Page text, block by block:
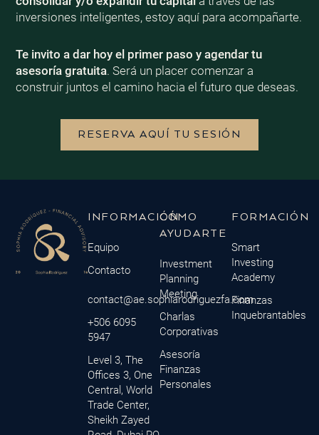
inversiones inteligentes, estoy aquí para acompañarte.
Te invito a dar hoy el primer paso y agendar tu
asesoría gratuita. Será un placer comenzar a
construir juntos el camino hacia el futuro que deseas.
RESERVA AQUÍ TU SESIÓN
INFORMACIÓN
Equipo
Contacto
contact@ae.sophiarodriguezfa.com
+506 6095
5947
Level 3, The
Offices 3, One
Central, World
Trade Center,
Sheikh Zayed
CÓMO
AYUDARTE
Investment
Planning
Meeting
Charlas
Corporativas
Asesoría
Finanzas
Personales
FORMACIÓN
Smart
Investing
Academy
Finanzas
Inquebrantables